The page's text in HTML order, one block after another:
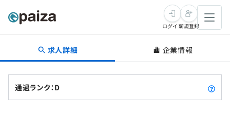
転職・キャリア
新卒就活
ログイン新規登録
求人詳細 企業情報
通過ランク：D